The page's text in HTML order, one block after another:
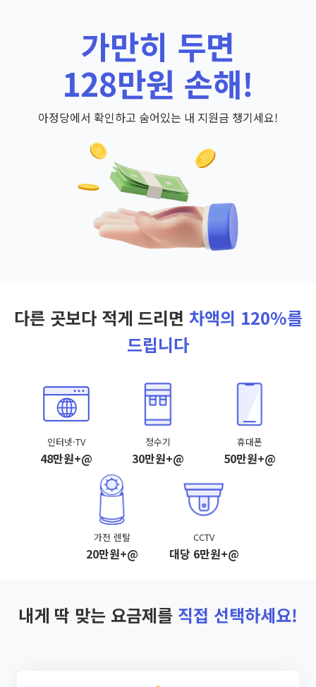
가만히 두면
128만원 손해!
아정당에서 확인하고 숨어있는 내 지원금 챙기세요!
다른 곳보다 적게 드리면 차액의 120%를
드립니다
인터넷·TV
48만원+@
정수기
30만원+@
휴대폰
50만원+@
가전 렌탈
20만원+@
CCTV
대당 6만원+@
내게 딱 맞는 요금제를 직접 선택하세요!